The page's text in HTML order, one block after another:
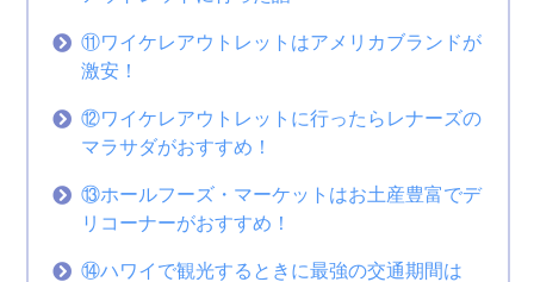
⑪ワイケレアウトレットはアメリカブランドが
激安！
⑫ワイケレアウトレットに行ったらレナーズの
マラサダがおすすめ！
⑬ホールフーズ・マーケットはお土産豊富でデ
リコーナーがおすすめ！
⑭ハワイで観光するときに最強の交通期間は